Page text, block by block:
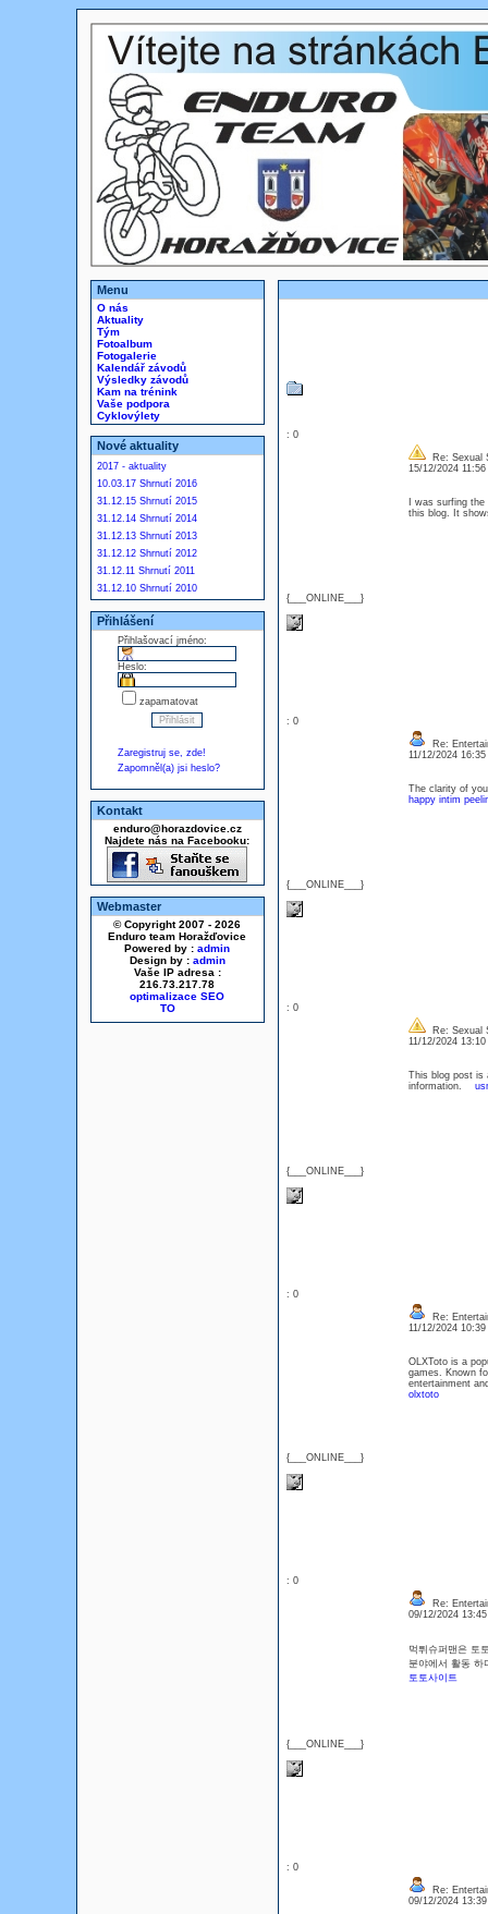
Menu
O nás
Aktuality
Tým
Fotoalbum
Fotogalerie
Kalendář závodů
Výsledky závodů
Kam na trénink
Vaše podpora
Cyklovýlety
Nové aktuality
2017 - aktuality
10.03.17 Shrnutí 2016
31.12.15 Shrnutí 2015
31.12.14 Shrnutí 2014
31.12.13 Shrnutí 2013
31.12.12 Shrnutí 2012
31.12.11 Shrnutí 2011
31.12.10 Shrnutí 2010
Přihlášení
Přihlašovací jméno:
Heslo:
zapamatovat
Zaregistruj se, zde!
Zapomněl(a) jsi heslo?
Kontakt
enduro@horazdovice.cz
Najdete nás na Facebooku:
Webmaster
© Copyright 2007 - 2026
Enduro team Horažďovice
Powered by : admin
Design by : admin
Vaše IP adresa :
216.73.217.78
optimalizace SEO
: 0
{___ONLINE___}
Re: Sexual
15/12/2024
I was surfing
this blog. It
: 0
{___ONLINE___}
Re:
11/12/2024
The clarity of
happy intim
: 0
{___ONLINE___}
Re: Sexual
11/12/2024
This blog post is
information.
: 0
{___ONLINE___}
Re:
11/12/2024
OLXToto is a
games. Known
entertainment
olxtoto
: 0
{___ONLINE___}
Re:
09/12/2024
먹튀슈퍼맨은 토
분야에서 활동
토토사이트
: 0
Re:
09/12/2024